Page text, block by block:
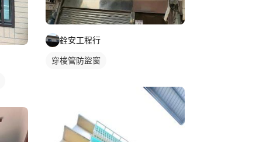
銓安工程行
穿梭管防盜窗